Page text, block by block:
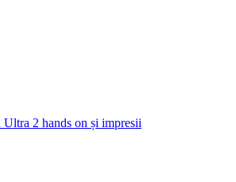
2 hands on și impresii